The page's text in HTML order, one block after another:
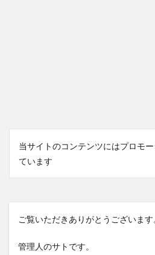
当サイトのコンテンツにはプロモ
ています
ご覧いただきありがとうございます
管理人のサトです。